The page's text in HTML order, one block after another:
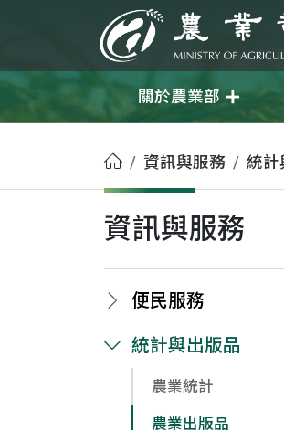
農業
關於農業部
首頁資訊與服務 統計
資訊與服務
便民服務
統計與出版品
農業統計
農業出版品